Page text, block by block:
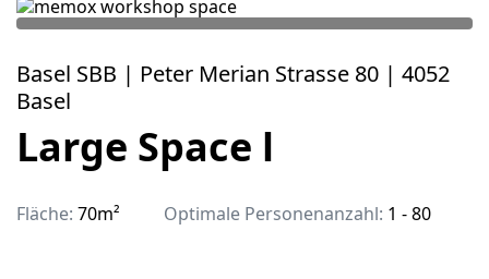
Basel SBB | Peter Merian Strasse 80 | 4052
Basel
Large Space l
Fläche: 70m² Optimale Personenanzahl: 1 - 80